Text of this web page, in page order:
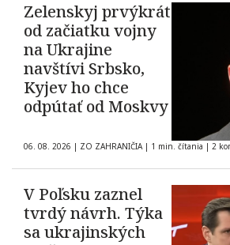
Zelenskyj prvýkrát
od začiatku vojny
na Ukrajine
navštívi Srbsko,
Kyjev ho chce
odpútať od Moskvy
06. 08. 2026 | ZO ZAHRANIČIA | 1 min. čítania | 2
V Poľsku zaznel
tvrdý návrh. Týka
sa ukrajinských